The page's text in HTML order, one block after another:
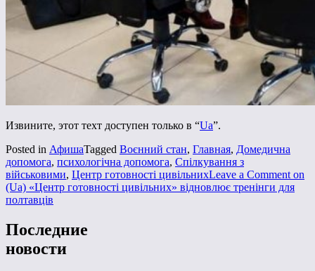
Извините, этот техт доступен только в “Ua”.
Posted in АфишаTagged Воєнний стан, Главная, Домедична
допомога, психологічна допомога, Спілкування з
військовими, Центр готовності цивільнихLeave a Comment on
(Ua) «Центр готовності цивільних» відновлює тренінги для
полтавців
Последние
новости